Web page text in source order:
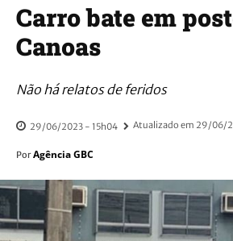
Carro bate em
Canoas
Não há relatos de feridos
29/06/2023 - 15h04 Atualizado em 29/06/
Por Agência GBC